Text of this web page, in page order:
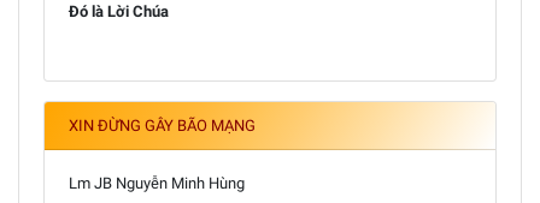
Đó là Lời Chúa
XIN ĐỪNG GÂY BÃO MẠNG
Lm JB Nguyễn Minh Hùng